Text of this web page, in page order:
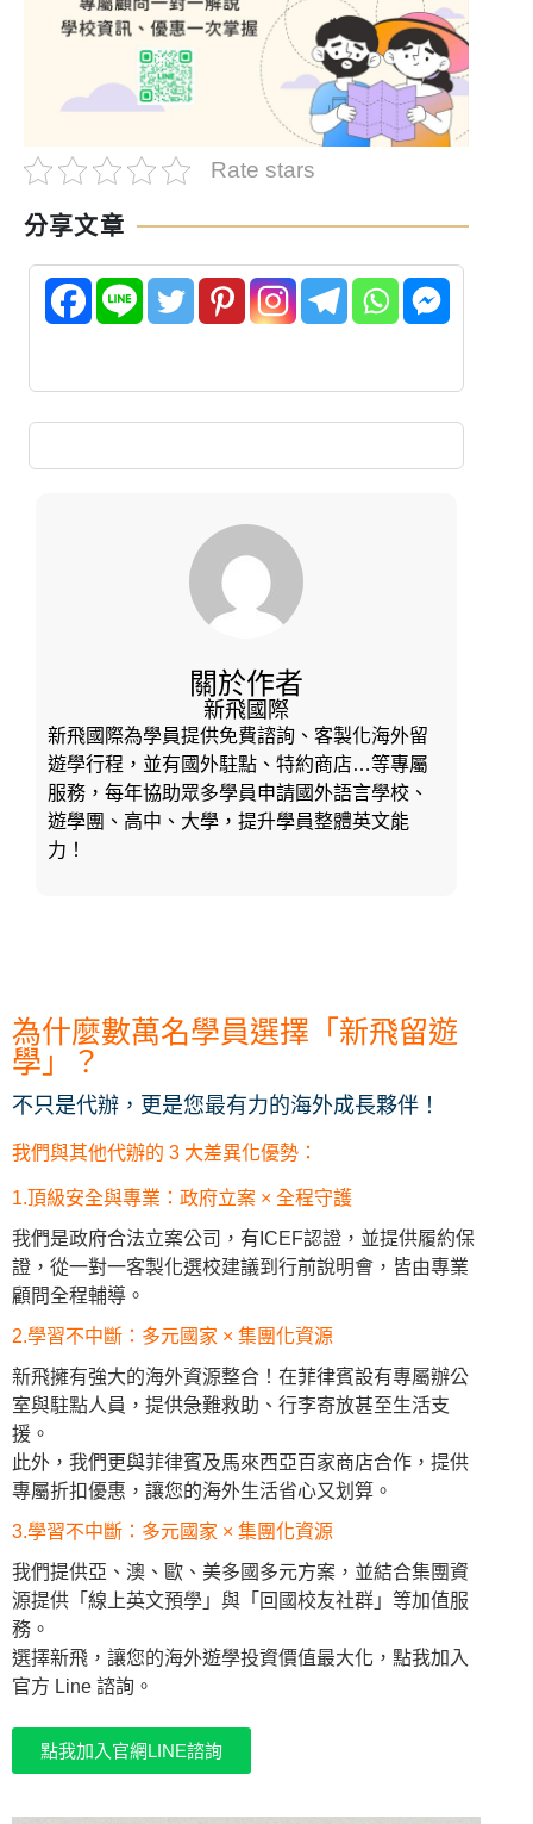
Rate stars
分享文章
關於作者
新飛國際
新飛國際為學員提供免費諮詢、客製化海外留
遊學行程，並有國外駐點、特約商店…等專屬
服務，每年協助眾多學員申請國外語言學校、
遊學團、高中、大學，提升學員整體英文能
力！
為什麼數萬名學員選擇「新飛留遊
學」？
不只是代辦，更是您最有力的海外成長夥伴！
我們與其他代辦的 3 大差異化優勢：
1.頂級安全與專業：政府立案 × 全程守護
我們是政府合法立案公司，有ICEF認證，並提供履約保
證，從一對一客製化選校建議到行前說明會，皆由專業
顧問全程輔導。
2.學習不中斷：多元國家 × 集團化資源
新飛擁有強大的海外資源整合！在菲律賓設有專屬辦公
室與駐點人員，提供急難救助、行李寄放甚至生活支
援。
此外，我們更與菲律賓及馬來西亞百家商店合作，提供
專屬折扣優惠，讓您的海外生活省心又划算。
3.學習不中斷：多元國家 × 集團化資源
我們提供亞、澳、歐、美多國多元方案，並結合集團資
源提供「線上英文預學」與「回國校友社群」等加值服
務。
選擇新飛，讓您的海外遊學投資價值最大化，點我加入
官方 Line 諮詢。
點我加入官網LINE諮詢